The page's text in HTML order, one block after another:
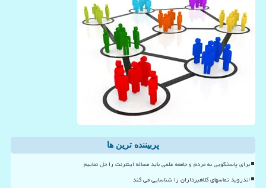
پربیننده ترین ها
برای پاسخگویی به مردم و جامعه علمی باید مساله اینترنت را حل نماییم
اندروید تماسهای کلاهبرداران را شناسایی می کند